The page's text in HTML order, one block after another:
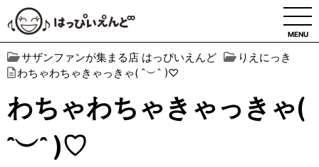
MENU
サザンファンが集まる店 はっぴいえんど
りえにっき
わちゃわちゃきゃっきゃ( ˆ︶ˆ )♡
わちゃわちゃきゃっきゃ(
ˆ︶ˆ )♡